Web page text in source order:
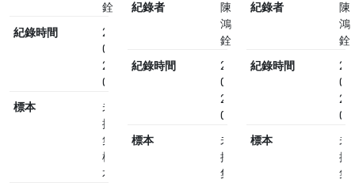
銓
紀錄時間
2024-
03-
23
08:56
標本
未
採
集
標
本
紀錄者
陳
鴻
銓
紀錄時間
2024-
03-
23
08:59
標本
未
採
集
紀錄者
陳
鴻
銓
紀錄時間
03-
23
標本
未
採
集